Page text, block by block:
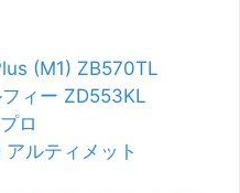
(M1) ZB570TL
ィー ZD553KL
ロ
ルティメット